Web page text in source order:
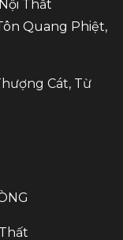
Thất
Quang Phiệt,
Cát, Từ